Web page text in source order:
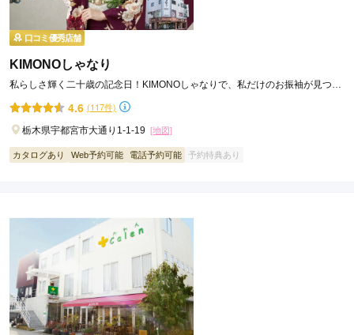
口コミ優秀店舗
KIMONOしゃなり
私らしさ輝く二十歳の記念日！KIMONOしゃなりで、私だけのお振袖が見つか
4.6 (117件)
栃木県宇都宮市大通り1-1-19 [地図]
カタログあり Web予約可能 電話予約可能 予約特典あり